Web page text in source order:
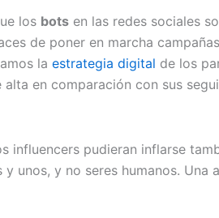
los bots en las redes sociales
de poner en marcha
la estrategia digital de los
en comparación con sus
influencers pudieran inflarse
unos, y no seres humanos. Una